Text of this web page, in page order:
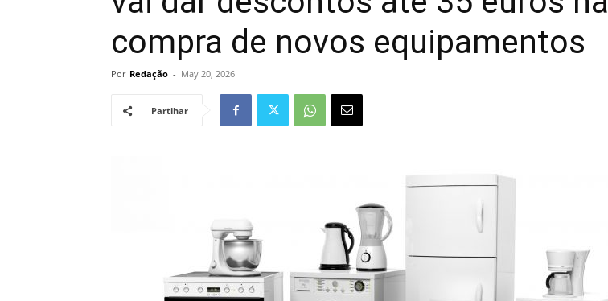
compra de novos equipamentos
Por Redação - May 20, 2026
Partihar